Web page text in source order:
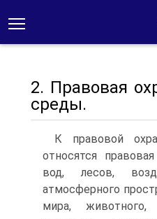
2. Правовая
среды.
К правовой
относятся
вод, лесов,
атмосферного
мира, животного,